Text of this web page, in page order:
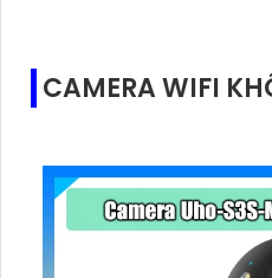
CAMERA WIFI